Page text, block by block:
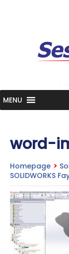
MENU
word-
Homepage >
SOLIDWORKS